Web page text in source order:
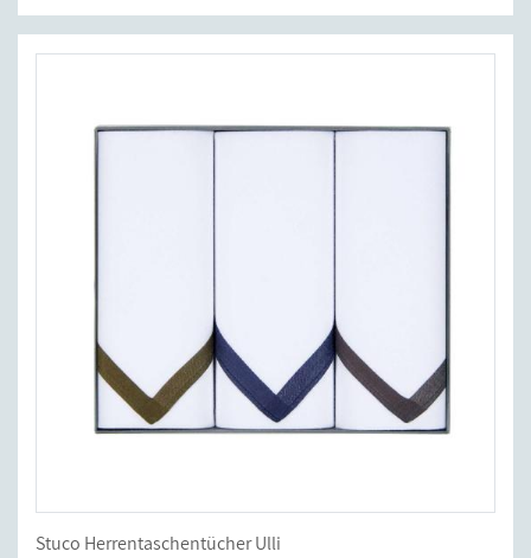
Stuco Herrentaschentücher Ulli